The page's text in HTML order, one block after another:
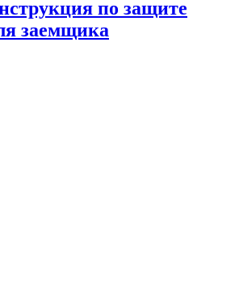
по защите
заемщика